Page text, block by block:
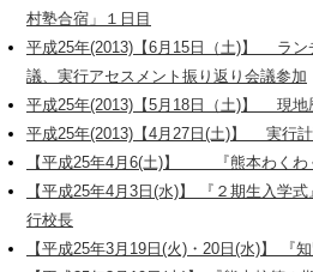
村塾合宿」１日目
平成25年(2013)【6月15日（土)】 ラン
議、実行アセスメント振り返り会議参加
平成25年(2013)【5月18日（土)】 現地
平成25年(2013)【4月27日(土)】 実行計
【平成25年4月6(土)】 『熊本わくわ
【平成25年4月3日(水)】 『２期生入学
行校長
【平成25年3月19日(火)・20日(水)】 『